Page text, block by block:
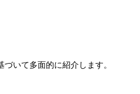
いて多面的に紹介します。